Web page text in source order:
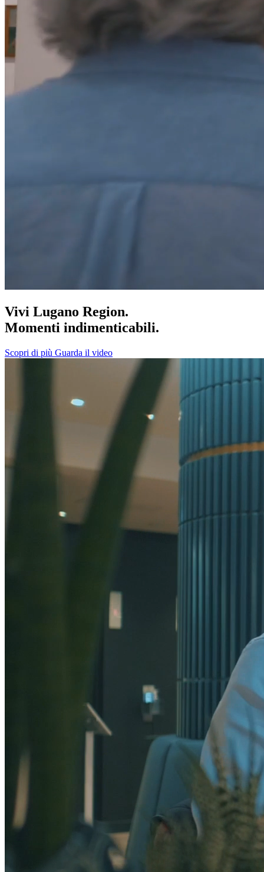
Vivi Lugano Region.
Momenti indimenticabili.
Scopri di più Guarda il video